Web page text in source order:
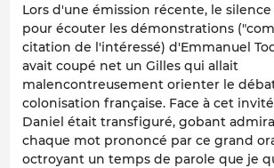
Lors d'une émission récente, le
pour écouter les démonstrations
citation de l'intéressé) d'Emmanuel
avait coupé net un Gilles qui allait
malencontreusement orienter le
colonisation française. Face à cet
Daniel était transfiguré, gobant
chaque mot prononcé par ce grand
octroyant un temps de parole que je